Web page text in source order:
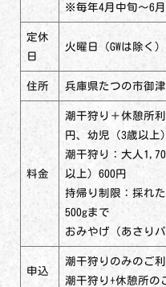
※毎年4月中旬～6
定休
日
火曜日（GWは除く）
住所 兵庫県たつの市御
料金
潮干狩り＋休憩所
円、幼児（3歳以上
潮干狩り：大人
以上）600円
持帰り制限：採れ
500gまで
おみやげ（あさり
申込
潮干狩りのみのご
潮干狩り+休憩所の